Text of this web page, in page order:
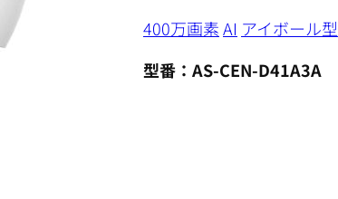
400万画素AI アイボール型
型番：AS-CEN-D41A3A